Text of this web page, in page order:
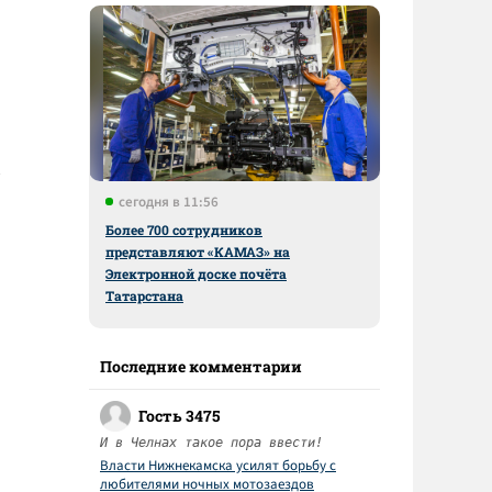
сегодня в 11:56
Более 700 сотрудников
представляют «КАМАЗ» на
Электронной доске почёта
Татарстана
Последние комментарии
Гость 3475
И в Челнах такое пора ввести!
Власти Нижнекамска усилят борьбу с
любителями ночных мотозаездов